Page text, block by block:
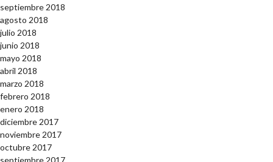
septiembre 2018
agosto 2018
julio 2018
junio 2018
mayo 2018
abril 2018
marzo 2018
febrero 2018
enero 2018
diciembre 2017
noviembre 2017
octubre 2017
septiembre 2017